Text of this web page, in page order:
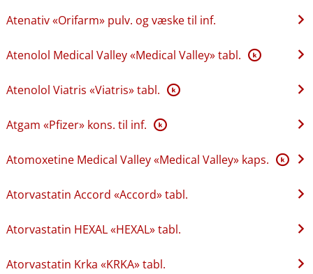
Atenativ «Orifarm» pulv. og væske til inf.
Atenolol Medical Valley «Medical Valley» tabl. K
Atenolol Viatris «Viatris» tabl. K
Atgam «Pfizer» kons. til inf. K
Atomoxetine Medical Valley «Medical Valley» kaps. K
Atorvastatin Accord «Accord» tabl.
Atorvastatin HEXAL «HEXAL» tabl.
Atorvastatin Krka «KRKA» tabl.